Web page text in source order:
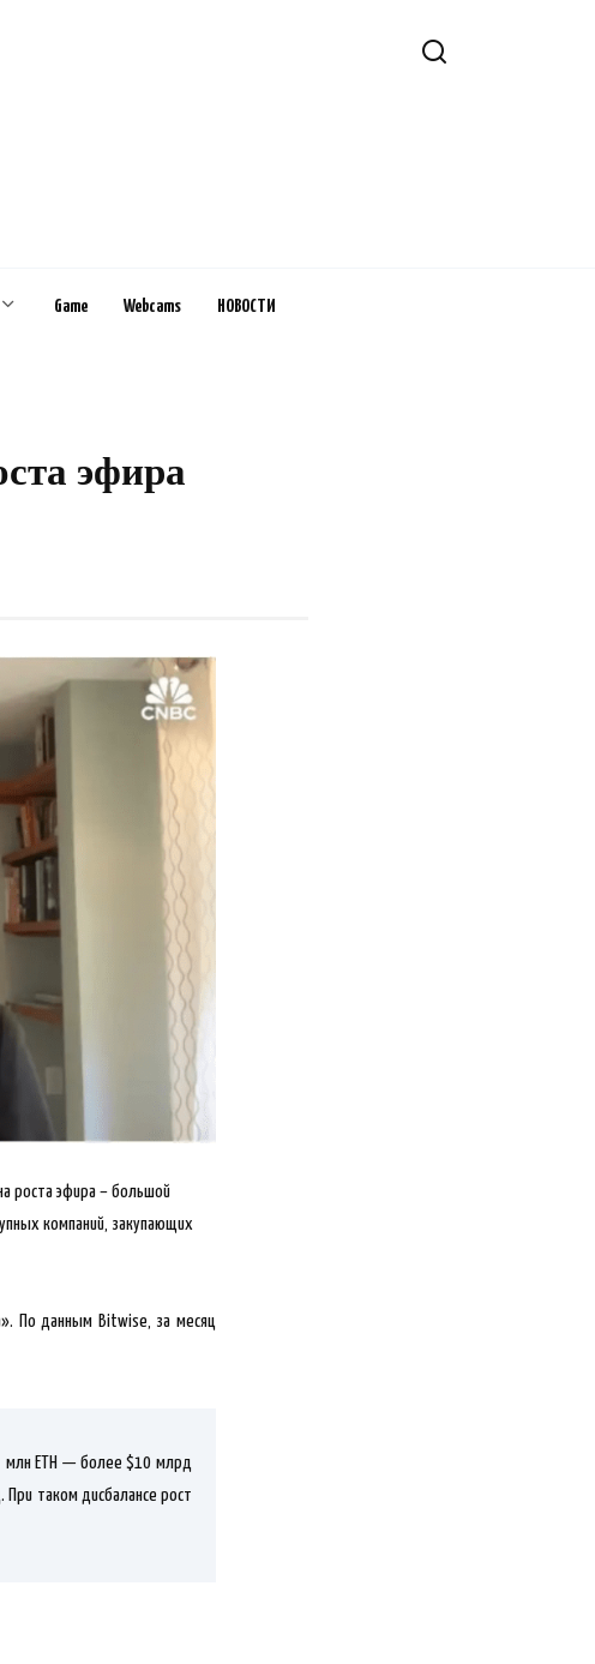
Game Webcams НОВОСТИ
эфира
роста эфира – большой
компаний, закупающих
По данным Bitwise, за месяц
млн ETH — более $10 млрд
таком дисбалансе рост